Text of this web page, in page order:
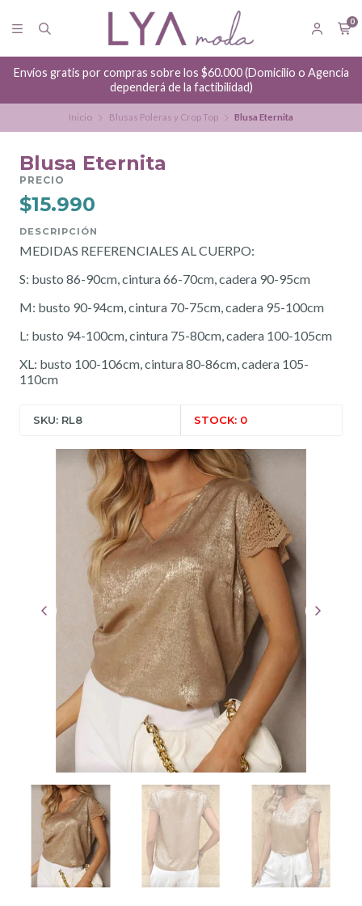
0
Envíos gratis por compras sobre los $60.000 (Domicilio o Agencia
dependerá de la factibilidad)
Inicio Blusas Poleras y Crop Top Blusa Eternita
Blusa Eternita
PRECIO
$15.990
DESCRIPCIÓN
MEDIDAS REFERENCIALES AL CUERPO:
S: busto 86-90cm, cintura 66-70cm, cadera 90-95cm
M: busto 90-94cm, cintura 70-75cm, cadera 95-100cm
L: busto 94-100cm, cintura 75-80cm, cadera 100-105cm
XL: busto 100-106cm, cintura 80-86cm, cadera 105-
110cm
SKU: RL8 STOCK: 0